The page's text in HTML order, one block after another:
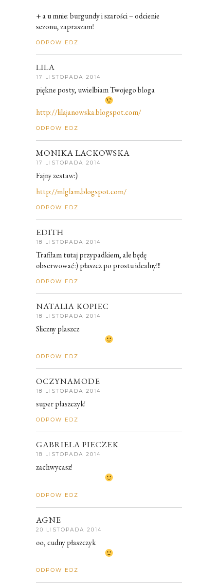
+ a u mnie: burgundy i szarości – odcienie
sezonu, zapraszam!
ODPOWIEDZ
LILA
17 LISTOPADA 2014
piękne posty, uwielbiam Twojego bloga
http://lilajanowska.blogspot.com/
ODPOWIEDZ
MONIKA LACKOWSKA
17 LISTOPADA 2014
Fajny zestaw:)
http://mlglam.blogspot.com/
ODPOWIEDZ
EDITH
18 LISTOPADA 2014
Trafiłam tutaj przypadkiem, ale będę
obserwować:) płaszcz po prostu idealny!!!
ODPOWIEDZ
NATALIA KOPIEC
18 LISTOPADA 2014
Sliczny plaszcz
ODPOWIEDZ
OCZYNAMODE
18 LISTOPADA 2014
super płaszczyk!
ODPOWIEDZ
GABRIELA PIECZEK
18 LISTOPADA 2014
zachwycasz!
ODPOWIEDZ
AGNE
20 LISTOPADA 2014
oo, cudny płaszczyk
ODPOWIEDZ